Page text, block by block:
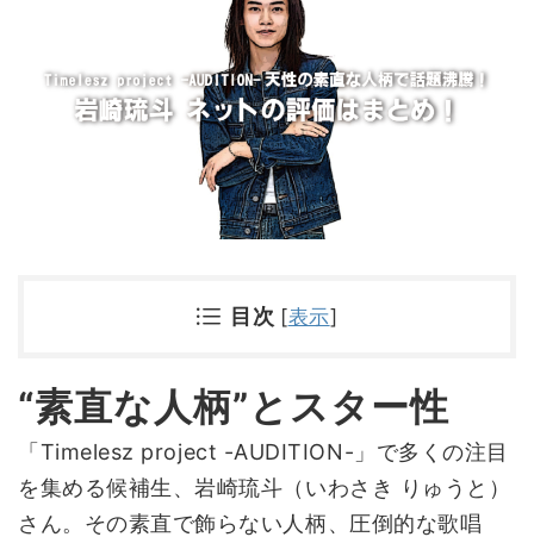
目次 [表示]
“素直な人柄”とスター性
「Timelesz project -AUDITION-」で多くの注目
を集める候補生、岩崎琉斗（いわさき りゅうと）
さん。その素直で飾らない人柄、圧倒的な歌唱